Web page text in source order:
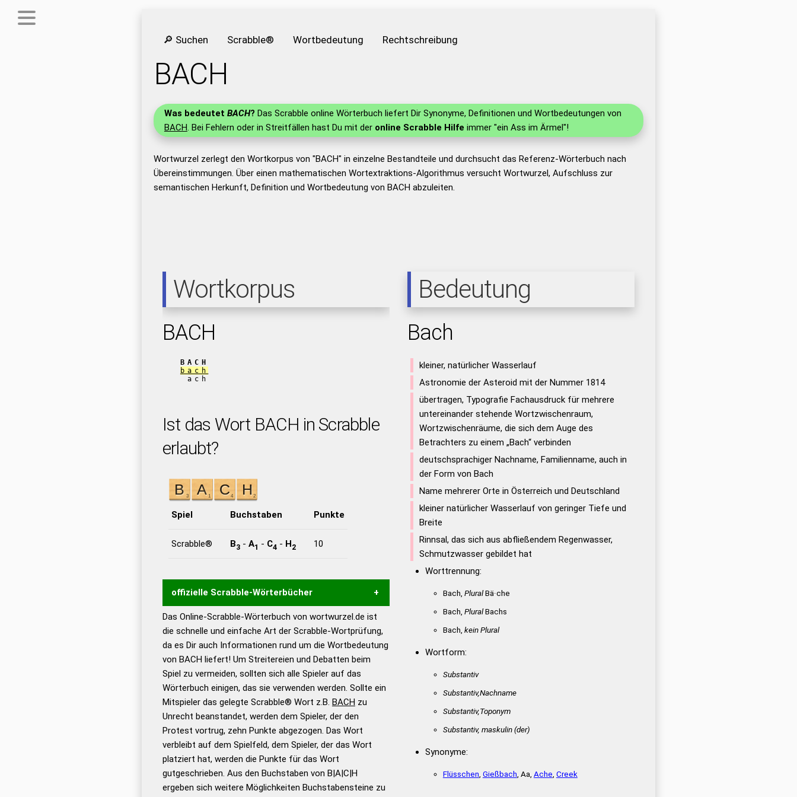
🔎 Suchen Scrabble® Wortbedeutung Rechtschreibung
BACH
Was bedeutet BACH? Das Scrabble online Wörterbuch liefert Dir Synonyme, Definitionen und Wortbedeutungen von
BACH. Bei Fehlern oder in Streitfällen hast Du mit der online Scrabble Hilfe immer "ein Ass im Ärmel"!
Wortwurzel zerlegt den Wortkorpus von "BACH" in einzelne Bestandteile und durchsucht das Referenz-Wörterbuch nach
Übereinstimmungen. Über einen mathematischen Wortextraktions-Algorithmus versucht Wortwurzel, Aufschluss zur
semantischen Herkunft, Definition und Wortbedeutung von BACH abzuleiten.
Wortkorpus
BACH
BACH
bach
ach
Ist das Wort BACH in Scrabble
erlaubt?
Spiel Buchstaben Punkte
Scrabble® B3- A1 - C4 - H2 10
offizielle Scrabble-Wörterbücher
Wortwurzel liefert mit Hilfe eines semantischen
Wortanalyse-Algorithmus gute Anhaltspunkte zu
Wortbedeutung, Worttrennung und Wortform, um die
Gültigkeit eines Wortes für das Scrabble-Spiel zu
bestimmen! zugelassene Turnier Scrabble-
Wörterbücher sind:
Duden – Standardwerk in 12
Bänden
Duden – Richtiges und gutes
Deutsch
Duden – Die deutsche Grammatik
Das Online-Scrabble-Wörterbuch von wortwurzel.de ist
die schnelle und einfache Art der Scrabble-Wortprüfung,
da es Dir auch Informationen rund um die Wortbedeutung
von BACH liefert! Um Streitereien und Debatten beim
Spiel zu vermeiden, sollten sich alle Spieler auf das
Wörterbuch einigen, das sie verwenden werden. Sollte ein
Mitspieler das gelegte Scrabble® Wort z.B. BACH zu
Unrecht beanstandet, werden dem Spieler, der den
Protest vortrug, zehn Punkte abgezogen. Das Wort
verbleibt auf dem Spielfeld, dem Spieler, der das Wort
platziert hat, werden die Punkte für das Wort
gutgeschrieben. Aus den Buchstaben von B|A|C|H
ergeben sich weitere Möglichkeiten Buchstabensteine zu
Bedeutung
Bach
kleiner, natürlicher Wasserlauf
Astronomie der Asteroid mit der Nummer 1814
übertragen, Typografie Fachausdruck für mehrere
untereinander stehende Wortzwischenraum,
Wortzwischenräume, die sich dem Auge des
Betrachters zu einem „Bach“ verbinden
deutschsprachiger Nachname, Familienname, auch in
der Form von Bach
Name mehrerer Orte in Österreich und Deutschland
kleiner natürlicher Wasserlauf von geringer Tiefe und
Breite
Rinnsal, das sich aus abfließendem Regenwasser,
Schmutzwasser gebildet hat
Worttrennung:
Bach, PluralBä·che
Bach, PluralBachs
Bach, kein Plural
Wortform:
Substantiv
Substantiv,Nachname
Substantiv,Toponym
Substantiv, maskulin(der)
Synonyme:
Flüsschen Gießbach , Aa, Ache Creek